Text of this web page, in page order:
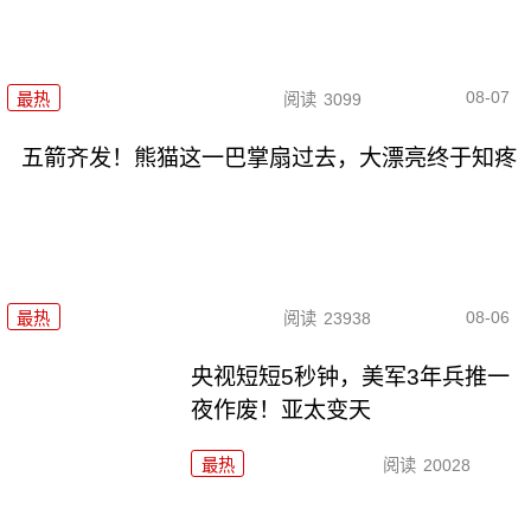
最热 阅读 3099 08-07
五箭齐发！熊猫这一巴掌扇过去，大漂亮终于知疼
最热 阅读 23938 08-06
央视短短5秒钟，美军3年兵推一
夜作废！亚太变天
最热 阅读 20028